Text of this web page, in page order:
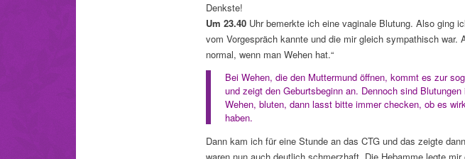
Denkste!
Um 23.40Uhr bemerkte ich eine vaginale Blutung. Also ging
vom Vorgespräch kannte und die mir gleich sympathisch
normal, wenn man Wehen hat.“
Bei Wehen, die den Muttermund öffnen, kommt es zur
und zeigt den Geburtsbeginn an. Dennoch sind
Wehen, bluten, dann lasst bitte immer checken, ob es
haben.
Dann kam ich für eine Stunde an das CTG und das zeigte